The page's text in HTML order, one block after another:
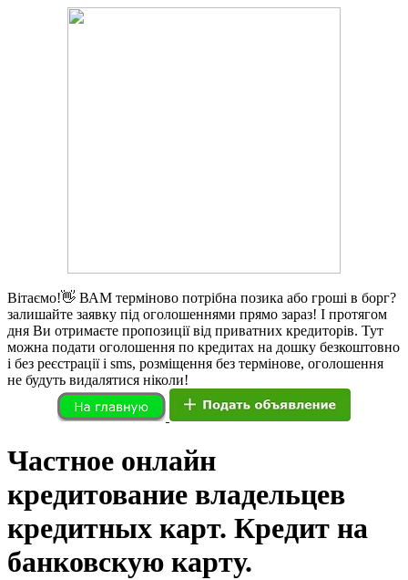
Вітаємо!👋 ВАМ терміново потрібна позика або гроші в борг?
залишайте заявку під оголошеннями прямо зараз! І протягом
дня Ви отримаєте пропозиції від приватних кредиторів. Тут
можна подати оголошення по кредитах на дошку безкоштовно
і без реєстрації і sms, розміщення без термінове, оголошення
не будуть видалятися ніколи!
Частное онлайн
кредитование владельцев
кредитных карт. Кредит на
банковскую карту.